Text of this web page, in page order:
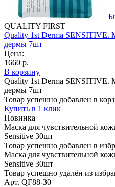
QUALITY FIRST
Quality 1st Derma SENSITIVE.
дермы 7шт
Цена:
1660 р.
В корзину
Quality 1st Derma SENSITIVE.
дермы 7шт
Товар успешно добавлен в
Купить в 1 клик
Новинка
Маска для чувствительной
Sensitive 30шт
Товар успешно добавлен в
Маска для чувствительной
Sensitive 30шт
Товар успешно удалён из
Арт. QF88-30